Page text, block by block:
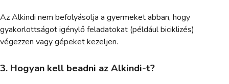
Az Alkindi nem befolyásolja a gyermeket abban, hogy
gyakorlottságot igénylő feladatokat (például biciklizés)
végezzen vagy gépeket kezeljen.
3. Hogyan kell beadni az Alkindi-t?